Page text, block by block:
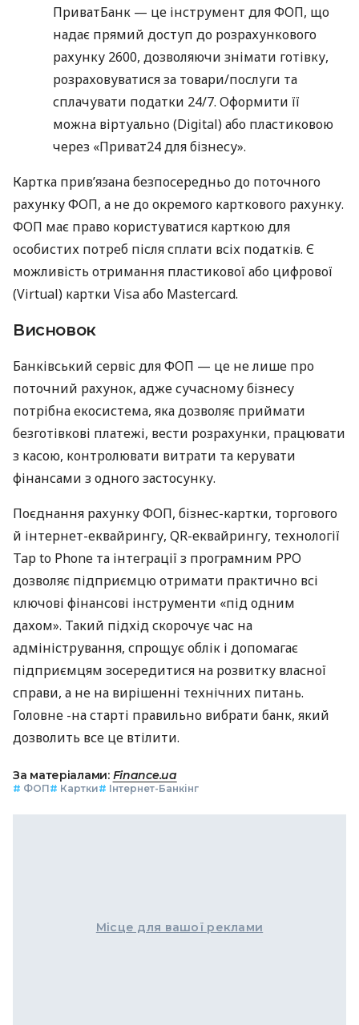
ПриватБанк — це інструмент для ФОП, що
надає прямий доступ до розрахункового
рахунку 2600, дозволяючи знімати готівку,
розраховуватися за товари/послуги та
сплачувати податки 24/7. Оформити її
можна віртуально (Digital) або пластиковою
через «Приват24 для бізнесу».
Картка прив’язана безпосередньо до поточного
рахунку ФОП, а не до окремого карткового рахунку.
ФОП має право користуватися карткою для
особистих потреб після сплати всіх податків. Є
можливість отримання пластикової або цифрової
(Virtual) картки Visa або Mastercard.
Висновок
Банківський сервіс для ФОП — це не лише про
поточний рахунок, адже сучасному бізнесу
потрібна екосистема, яка дозволяє приймати
безготівкові платежі, вести розрахунки, працювати
з касою, контролювати витрати та керувати
фінансами з одного застосунку.
Поєднання рахунку ФОП, бізнес-картки, торгового
й інтернет-еквайрингу, QR-еквайрингу, технології
Tap to Phone та інтеграції з програмним РРО
дозволяє підприємцю отримати практично всі
ключові фінансові інструменти «під одним
дахом». Такий підхід скорочує час на
адміністрування, спрощує облік і допомагає
підприємцям зосередитися на розвитку власної
справи, а не на вирішенні технічних питань.
Головне -на старті правильно вибрати банк, який
дозволить все це втілити.
За матеріалами: Finance.ua
# ФОП# Картки# Інтернет-Банкінг
Місце для вашої реклами